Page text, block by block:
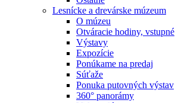
Lesnícke a drevárske múzeum
O múzeu
Otváracie hodiny, vstupné
Výstavy
Expozície
Ponúkame na predaj
Súťaže
Ponuka putovných výstav
360° panorámy